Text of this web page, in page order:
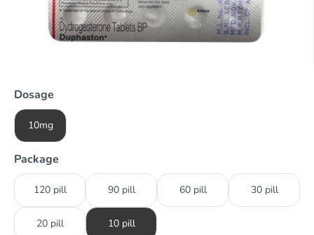
Dosage
10mg
Package
120 pill 90 pill 60 pill 30 pill
20 pill 10 pill